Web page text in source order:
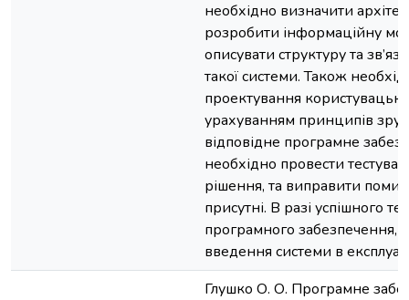
необхідно визначити
розробити інформаційну
описувати структуру та
такої системи. Також
проектування
урахуванням принципів
відповідне програмне
необхідно провести
рішення, та виправити
присутні. В разі успішного
програмного забезпечення,
введення системи в
Глушко О. О. Програмне